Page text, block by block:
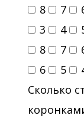
8 7
3
4
8
7
6
5
Сколько